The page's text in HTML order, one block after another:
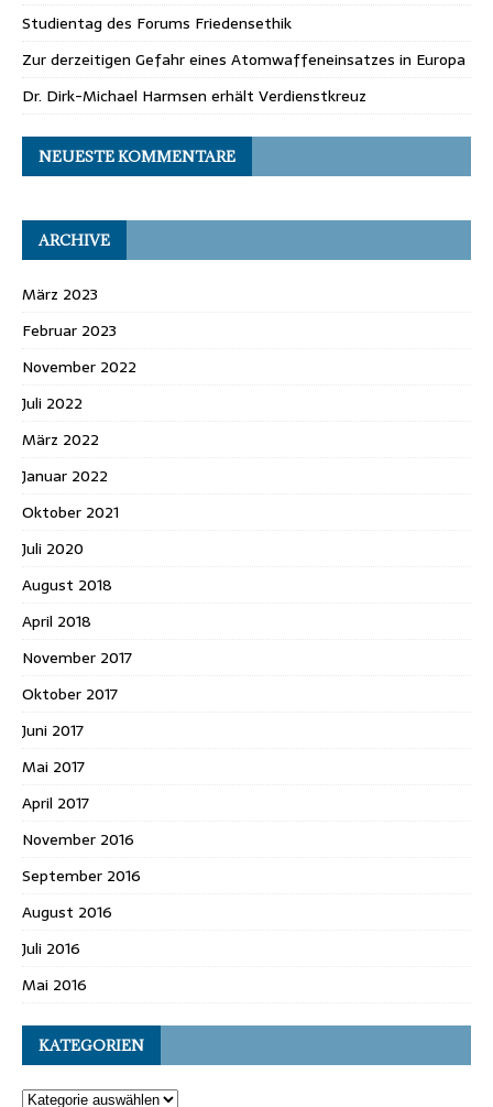
Studientag des Forums Friedensethik
Zur derzeitigen Gefahr eines Atomwaffeneinsatzes in Europa
Dr. Dirk-Michael Harmsen erhält Verdienstkreuz
NEUESTE KOMMENTARE
ARCHIVE
März 2023
Februar 2023
November 2022
Juli 2022
März 2022
Januar 2022
Oktober 2021
Juli 2020
August 2018
April 2018
November 2017
Oktober 2017
Juni 2017
Mai 2017
April 2017
November 2016
September 2016
August 2016
Juli 2016
Mai 2016
KATEGORIEN